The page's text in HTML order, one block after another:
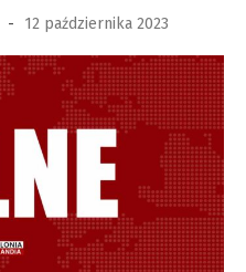
- 12 października 2023